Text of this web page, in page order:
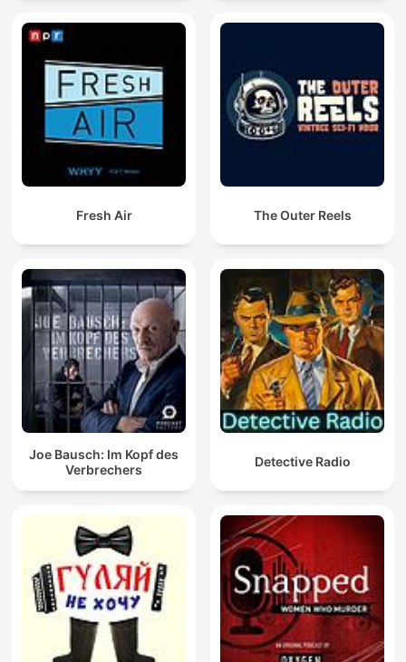
Fresh Air The Outer Reels
Joe Bausch: Im Kopf des
Verbrechers
Detective Radio